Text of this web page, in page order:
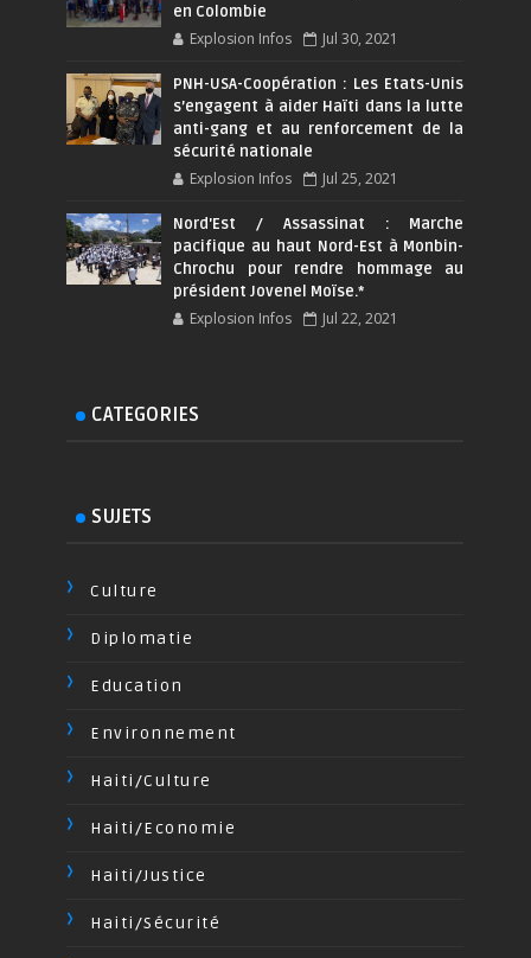
en Colombie
Explosion Infos Jul 30, 2021
PNH-USA-Coopération : Les Etats-Unis
s’engagent à aider Haïti dans la lutte
anti-gang et au renforcement de la
sécurité nationale
Explosion Infos Jul 25, 2021
Nord'Est / Assassinat : Marche
pacifique au haut Nord-Est à Monbin-
Chrochu pour rendre hommage au
président Jovenel Moïse.*
Explosion Infos Jul 22, 2021
CATEGORIES
SUJETS
Culture
Diplomatie
Education
Environnement
Haiti/Culture
Haiti/Economie
Haiti/Justice
Haiti/Sécurité